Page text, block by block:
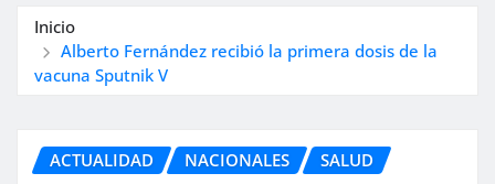
Inicio
Alberto Fernández recibió la primera dosis de la
vacuna Sputnik V
ACTUALIDAD NACIONALES SALUD